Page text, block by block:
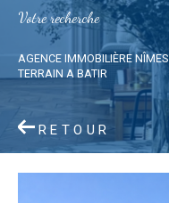
Votre recherche
AGENCE IMMOBILIÈRE NÎMES
TERRAIN A BATIR
RETOUR